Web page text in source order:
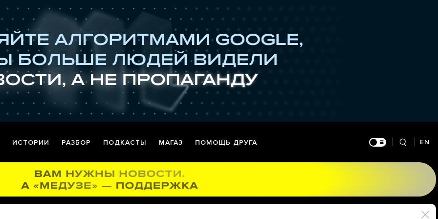
ИСТОРИИ РАЗБОР ПОДКАСТЫ МАГАЗ ПОМОЩЬ ДРУГА EN